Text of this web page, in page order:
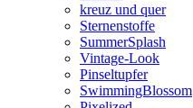
kreuz und quer
Sternenstoffe
SummerSplash
Vintage-Look
Pinseltupfer
SwimmingBlossom